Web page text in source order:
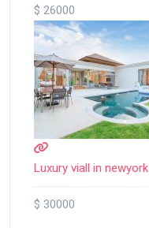
$ 26000
Luxury viall in newyork
$ 30000